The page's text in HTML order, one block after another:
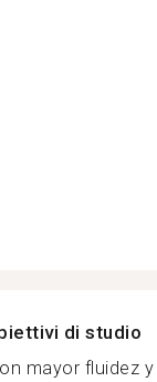
di studio
mayor fluidez